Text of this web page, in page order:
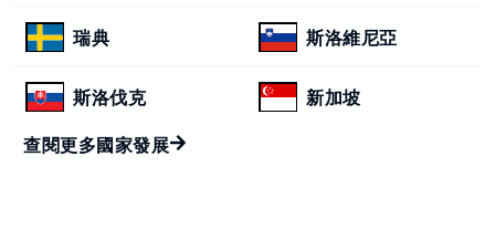
瑞典 斯洛維尼亞
斯洛伐克 新加坡
查閱更多國家發展